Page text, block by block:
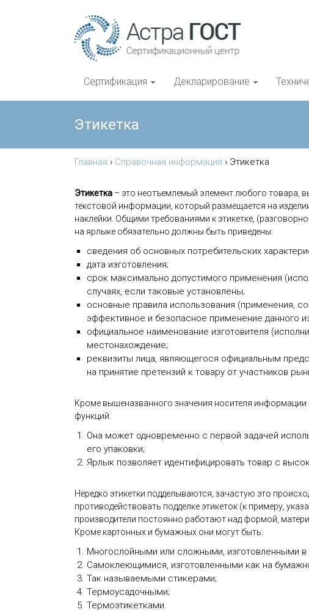
Сертификация Декларирование
Этикетка
Главная › Справочная информация › Этикетка
Этикетка – это неотъемлемый элемент любого товара,
текстовой информации, который размещается на
наклейки. Общими требованиями к этикетке,
на ярлыке обязательно должны быть приведены:
сведения об основных потребительских
дата изготовления;
срок максимально допустимого применения
случаях, если таковые установлены;
основные правила использования (применения,
эффективное и безопасное применение данного
официальное наименование изготовителя
местонахождение;
реквизиты лица, являющегося официальным
на принятие претензий к товару от участников
Кроме вышеназванного значения носителя
функций:
Она может одновременно с первой задачей
его упаковки;
Ярлык позволяет идентифицировать товар с
Нередко этикетки подделываются, зачастую это
противодействовать подделке этикеток (к примеру,
производители постоянно работают над формой,
Кроме картонных и бумажных они могут быть:
Многослойными или сложными, изготовленными в
Самоклеющимися, изготовленными как на
Так называемыми стикерами;
Термоусадочными;
Термоэтикетками.